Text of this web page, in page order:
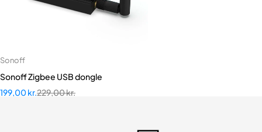
Sonoff
Sonoff Zigbee USB dongle
229,00kr.
199,00kr.